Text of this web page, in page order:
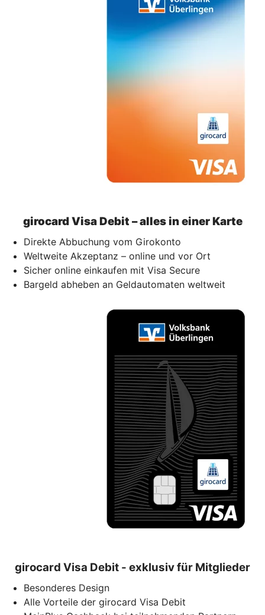
girocard Visa Debit – alles in einer Karte
Direkte Abbuchung vom Girokonto
Weltweite Akzeptanz – online und vor Ort
Sicher online einkaufen mit Visa Secure
Bargeld abheben an Geldautomaten weltweit
girocard Visa Debit - exklusiv für Mitglieder
Besonderes Design
Alle Vorteile der girocard Visa Debit